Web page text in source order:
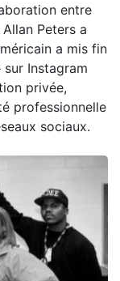
entre
Peters a
a mis fin
Instagram
privée,
professionnelle
sociaux.